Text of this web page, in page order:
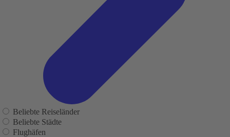
Beliebte Reiseländer
Beliebte Städte
Flughäfen